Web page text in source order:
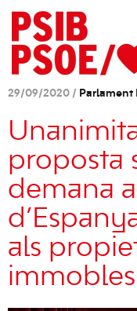
29/09/2020 / Parlament
proposta
demana
als
immobles